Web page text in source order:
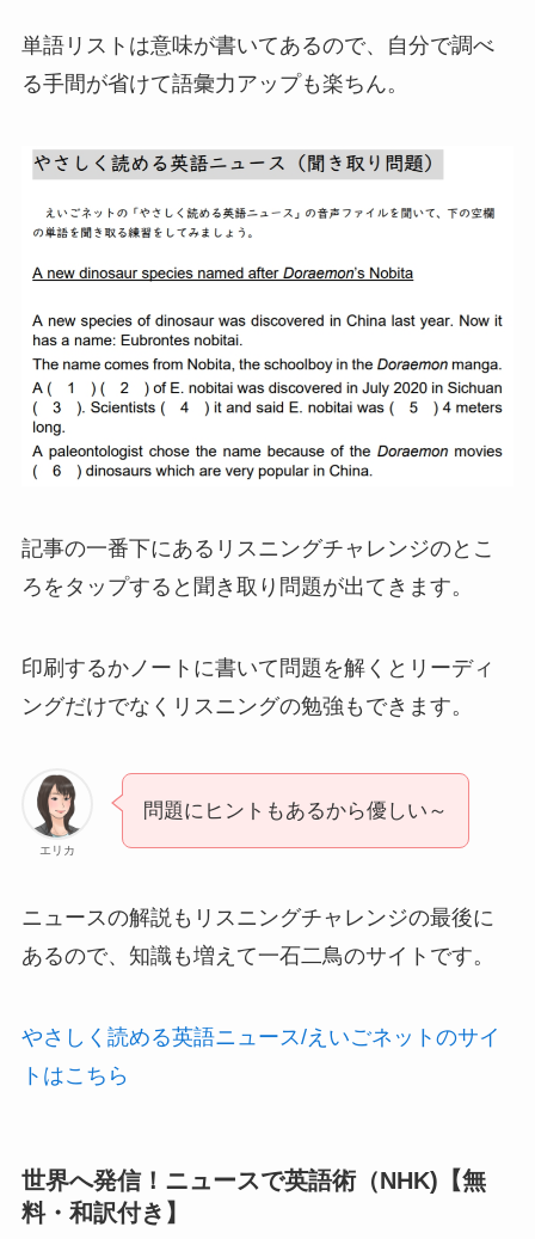
単語リストは意味が書いてあるので、自分で調べ
る手間が省けて語彙力アップも楽ちん。
記事の一番下にあるリスニングチャレンジのとこ
ろをタップすると聞き取り問題が出てきます。
印刷するかノートに書いて問題を解くとリーディ
ングだけでなくリスニングの勉強もできます。
エリカ
問題にヒントもあるから優しい～
ニュースの解説もリスニングチャレンジの最後に
あるので、知識も増えて一石二鳥のサイトです。
やさしく読める英語ニュース/えいごネットのサイ
トはこちら
世界へ発信！ニュースで英語術（NHK)【無
料・和訳付き】